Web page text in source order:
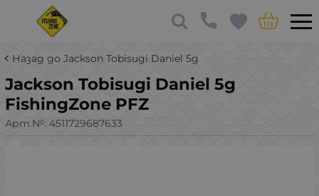
Назад до Jackson Tobisugi Daniel 5g
Jackson Tobisugi Daniel 5g
FishingZone PFZ
Арт.№: 4511729687633